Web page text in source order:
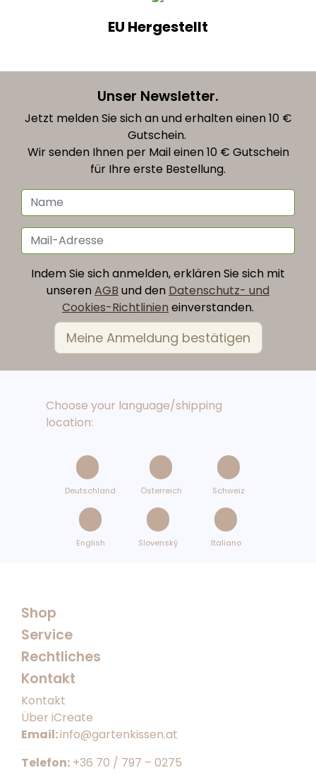
EU Hergestellt
Unser Newsletter.
Jetzt melden Sie sich an und erhalten einen 10 €
Gutschein.
Wir senden Ihnen per Mail einen 10 € Gutschein
für Ihre erste Bestellung.
Indem Sie sich anmelden, erklären Sie sich mit
unserenAGB und den Datenschutz- und
Cookies-Richtlinien einverstanden.
Choose your language/shipping
location:
Deutschland Österreich Schweiz
English Slovenský Italiano
Shop
Service
Rechtliches
Kontakt
Kontakt
Über iCreate
Email:info@gartenkissen.at
Telefon: +36 70 / 797 – 0275